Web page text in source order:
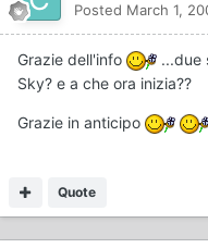
Posted March 1,
Grazie dell'info
...due
Sky? e a che ora inizia??
Grazie in anticipo
Quote